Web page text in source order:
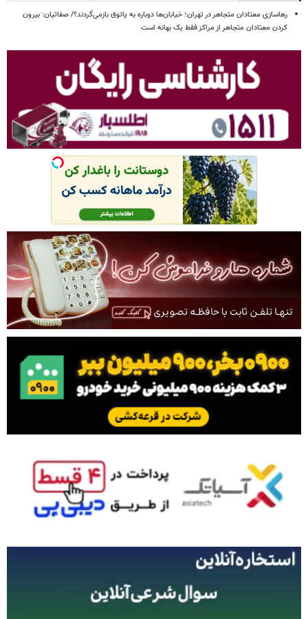
رهاسازی معتادان متجاهر در تهران؛ خیابان‌ها دوباره به پاتوق بازمی‌گردند؟/ صفاتیان: بیرون
کردن معتادان متجاهر از مراکز فقط یک بهانه است